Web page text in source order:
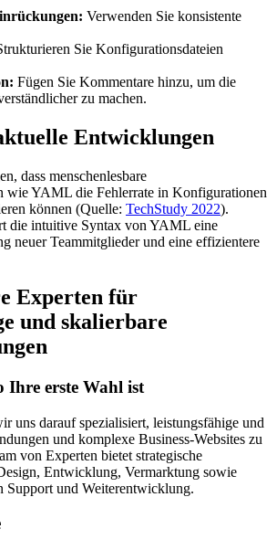
Verwenden Sie konsistente
Sie Konfigurationsdateien
Fügen Sie Kommentare hinzu, um die
zu machen.
Entwicklungen
dass menschenlesbare
wie YAML die Fehlerrate in Konfigurationen
können (Quelle: TechStudy 2022).
die intuitive Syntax von YAML eine
neuer Teammitglieder und eine effizientere
Experten für
und skalierbare
erste Wahl ist
uns darauf spezialisiert, leistungsfähige und
und komplexe Business-Websites zu
von Experten bietet strategische
Entwicklung, Vermarktung sowie
Support und Weiterentwicklung.